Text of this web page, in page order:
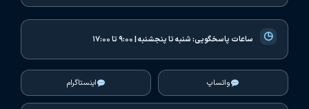
◷ ساعات پاسخگویی:شنبه تا پنجشنبه | ۹:۰۰ تا ۱۷:۰۰
واتساپ اینستاگرام